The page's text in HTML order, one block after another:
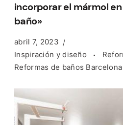
incorporar el mármol
baño»
abril 7, 2023
Inspiración y diseño
Reformas de baños Barcelona